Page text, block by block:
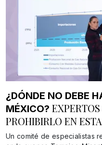
¿DÓNDE NO DEBE
MÉXICO?
PROHIBIRLO EN
Un comité de especialistas